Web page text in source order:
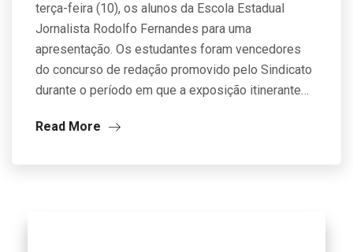
terça-feira (10), os alunos da Escola Estadual
Jornalista Rodolfo Fernandes para uma
apresentação. Os estudantes foram vencedores
do concurso de redação promovido pelo Sindicato
durante o período em que a exposição itinerante…
Read More